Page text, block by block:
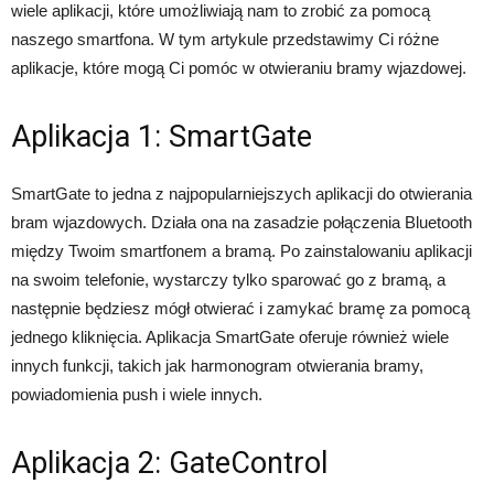
wiele aplikacji, które umożliwiają nam to zrobić za pomocą
naszego smartfona. W tym artykule przedstawimy Ci różne
aplikacje, które mogą Ci pomóc w otwieraniu bramy wjazdowej.
Aplikacja 1: SmartGate
SmartGate to jedna z najpopularniejszych aplikacji do otwierania
bram wjazdowych. Działa ona na zasadzie połączenia Bluetooth
między Twoim smartfonem a bramą. Po zainstalowaniu aplikacji
na swoim telefonie, wystarczy tylko sparować go z bramą, a
następnie będziesz mógł otwierać i zamykać bramę za pomocą
jednego kliknięcia. Aplikacja SmartGate oferuje również wiele
innych funkcji, takich jak harmonogram otwierania bramy,
powiadomienia push i wiele innych.
Aplikacja 2: GateControl